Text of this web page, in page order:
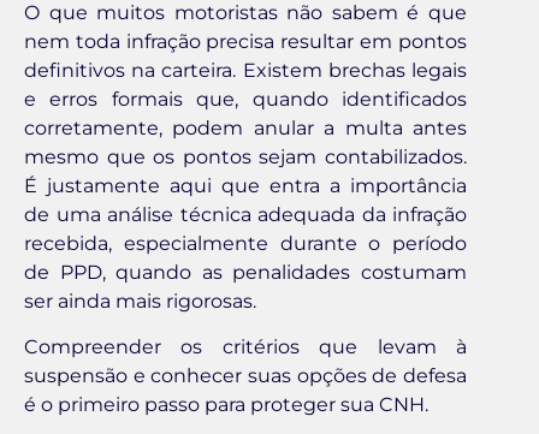
O que muitos motoristas não sabem é que
nem toda infração precisa resultar em pontos
definitivos na carteira. Existem brechas legais
e erros formais que, quando identificados
corretamente, podem anular a multa antes
mesmo que os pontos sejam contabilizados.
É justamente aqui que entra a importância
de uma análise técnica adequada da infração
recebida, especialmente durante o período
de PPD, quando as penalidades costumam
ser ainda mais rigorosas.
Compreender os critérios que levam à
suspensão e conhecer suas opções de defesa
é o primeiro passo para proteger sua CNH.